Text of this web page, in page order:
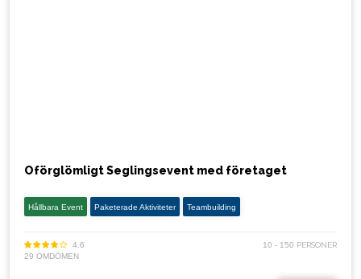
Oförglömligt Seglingsevent med företaget
Hållbara Event Paketerade Aktiviteter Teambuilding
4.6 10 - 150 PERSONER
29 OMDÖMEN